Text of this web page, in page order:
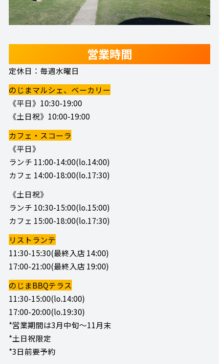
営業時間
定休日：毎週水曜日
のじまマルシェ、ベーカリー
《平日》10:30-19:00
《土日祝》10:00-19:00
カフェ・スコーラ
《平日》
ランチ 11:00-14:00(lo.14:00)
カフェ 14:00-18:00(lo.17:30)
《土日祝》
ランチ 10:30-15:00(lo.15:00)
カフェ 15:00-18:00(lo.17:30)
リストランテ
11:30-15:30(最終入店 14:00)
17:00-21:00(最終入店 19:00)
のじまBBQテラス
11:30-15:00(lo.14:00)
17:00-20:00(lo.19:30)
*営業期間は3月中旬～11月末
*土日祝限定
*3日前要予約